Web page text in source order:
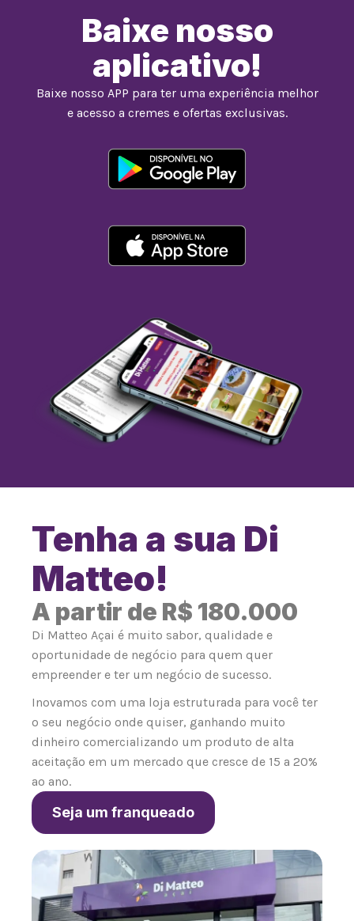
Baixe nosso
aplicativo!
Baixe nosso APP para ter uma experiência melhor
e acesso a cremes e ofertas exclusivas.
Tenha a sua Di
Matteo!
A partir de R$ 180.000
Di Matteo Açai é muito sabor, qualidade e
oportunidade de negócio para quem quer
empreender e ter um negócio de sucesso.
Inovamos com uma loja estruturada para você ter
o seu negócio onde quiser, ganhando muito
dinheiro comercializando um produto de alta
aceitação em um mercado que cresce de 15 a 20%
ao ano.
Seja um franqueado